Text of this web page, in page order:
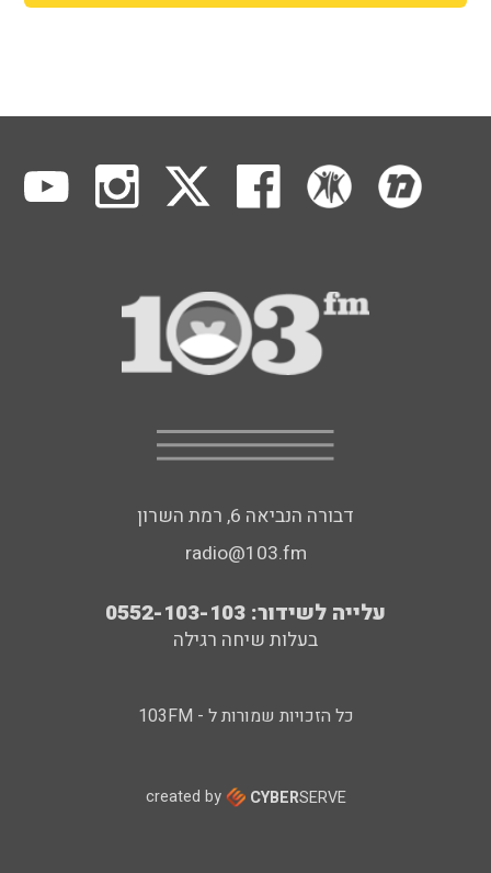
דבורה הנביאה 6, רמת השרון
radio@103.fm
עלייה לשידור: 0552-103-103
בעלות שיחה רגילה
כל הזכויות שמורות ל - 103FM
created by CYBERSERVE